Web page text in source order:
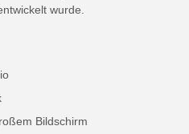
wurde.
Bildschirm